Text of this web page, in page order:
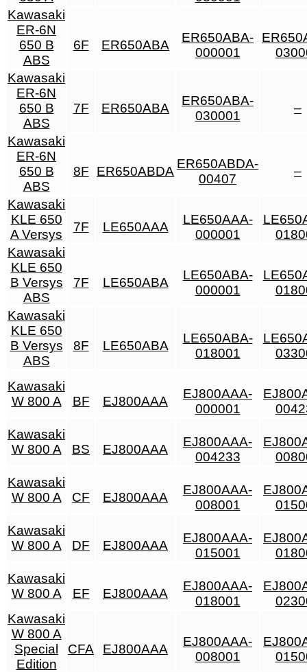
Kawasaki
ER-6N
650 B
ABS
6F ER650ABA
ER650ABA-
000001
Kawasaki
ER-6N
650 B
ABS
7F ER650ABA
ER650ABA-
030001
–
Kawasaki
ER-6N
650 B
ABS
8F ER650ABDA
ER650ABDA-
00407
–
Kawasaki
KLE 650
A Versys
7F LE650AAA
LE650AAA-
000001
Kawasaki
KLE 650
B Versys
ABS
7F LE650ABA
LE650ABA-
000001
Kawasaki
KLE 650
B Versys
ABS
8F LE650ABA
LE650ABA-
018001
Kawasaki
W 800 A
BF EJ800AAA
EJ800AAA-
000001
Kawasaki
W 800 A
BS EJ800AAA
EJ800AAA-
004233
Kawasaki
W 800 A
CF EJ800AAA
EJ800AAA-
008001
Kawasaki
W 800 A
DF EJ800AAA
EJ800AAA-
015001
Kawasaki
W 800 A
EF EJ800AAA
EJ800AAA-
018001
Kawasaki
W 800 A
Special
Edition
CFA EJ800AAA
EJ800AAA-
008001